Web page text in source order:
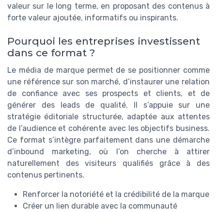
valeur sur le long terme, en proposant des contenus à
forte valeur ajoutée, informatifs ou inspirants.
Pourquoi les entreprises investissent
dans ce format ?
Le média de marque permet de se positionner comme
une référence sur son marché, d’instaurer une relation
de confiance avec ses prospects et clients, et de
générer des leads de qualité. Il s’appuie sur une
stratégie éditoriale structurée, adaptée aux attentes
de l’audience et cohérente avec les objectifs business.
Ce format s’intègre parfaitement dans une démarche
d’inbound marketing, où l’on cherche à attirer
naturellement des visiteurs qualifiés grâce à des
contenus pertinents.
Renforcer la notoriété et la crédibilité de la marque
Créer un lien durable avec la communauté